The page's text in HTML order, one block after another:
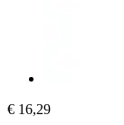
€ 16,29